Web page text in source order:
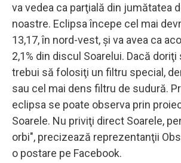
va vedea ca parţială din jumătatea
noastre. Eclipsa începe cel mai
13,17, în nord-vest, şi va avea ca
2,1% din discul Soarelui. Dacă doriţi
trebui să folosiţi un filtru special,
sau cel mai dens filtru de sudură.
eclipsa se poate observa prin
Soarele. Nu priviţi direct Soarele,
orbi", precizează reprezentanţii
o postare pe Facebook.